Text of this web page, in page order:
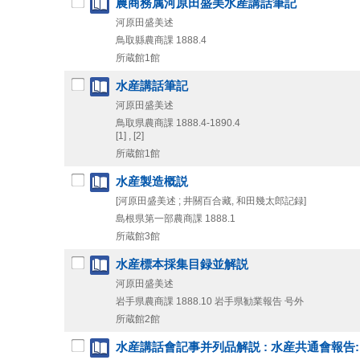
農商務属河原田盛美水産講話筆記
河原田盛美述
鳥取縣農商課 1888.4
所蔵館1館
水産講話筆記
河原田盛美述
鳥取県農商課 1888.4-1890.4
[1] , [2]
所蔵館1館
水産製造概説
[河原田盛美述 ; 井關百合藏, 和田幾太郎記録]
島根県第一部農商課 1888.1
所蔵館3館
水産標本採集目録並解説
河原田盛美述
岩手県農商課 1888.10 岩手県勧業報告 号外
所蔵館2館
水産講話會記事并列品解説 : 水産共通會報告